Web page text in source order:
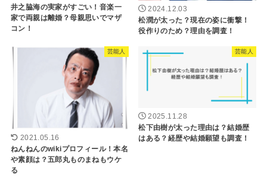
井之脇海の実家がすごい！音楽一
家で両親は離婚？母親思いでマザ
コン！
2024.12.03
松潤が太った？現在の姿に衝撃！
役作りのため？理由を調査！
芸能人
2021.05.16
ねんねんのwikiプロフィール！本名
や素顔は？五郎丸ものまねもウケ
る
芸能人
2025.11.28
松下由樹が太った理由は？結婚歴
はある？経歴や結婚願望も調査！